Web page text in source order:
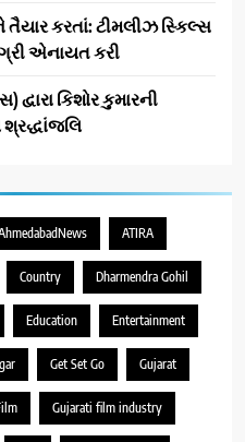
તૈયાર કરતાં: ટીમલીઝ સ્કિલ્સ
એનાયત કરી
દ્વારા કિશોર કુમારની
ATIRA
Country Dharmendra Gohil
Education Entertainment
Get Set Go Gujarat
Gujarati film industry